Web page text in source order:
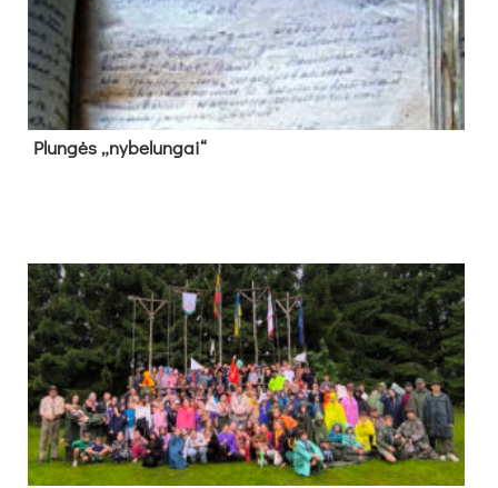
Plun­gės „ny­be­lun­gai“